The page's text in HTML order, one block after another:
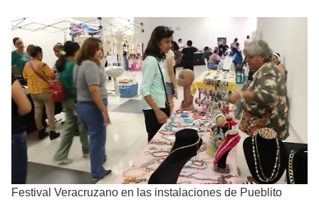
Festival Veracruzano en las instalaciones de Pueblito